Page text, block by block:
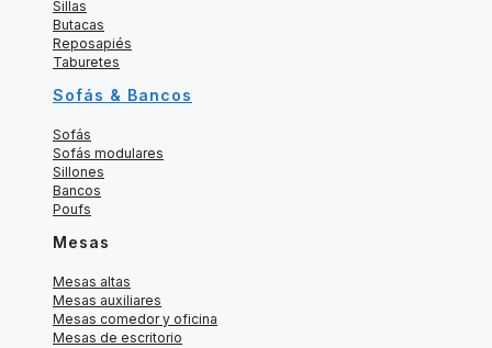
Sillas
Butacas
Reposapiés
Taburetes
Sofás & Bancos
Sofás
Sofás modulares
Sillones
Bancos
Poufs
Mesas
Mesas altas
Mesas auxiliares
Mesas comedor y oficina
Mesas de escritorio